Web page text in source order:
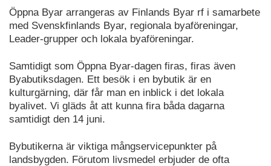
Öppna Byar arrangeras av Finlands Byar rf i samarbete
med Svenskfinlands Byar, regionala byaföreningar,
Leader-grupper och lokala byaföreningar.
Samtidigt som Öppna Byar-dagen firas, firas även
Byabutiksdagen. Ett besök i en bybutik är en
kulturgärning, där får man en inblick i det lokala
byalivet. Vi gläds åt att kunna fira båda dagarna
samtidigt den 14 juni.
Bybutikerna är viktiga mångservicepunkter på
landsbygden. Förutom livsmedel erbjuder de ofta